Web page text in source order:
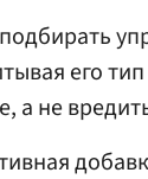
его
а не